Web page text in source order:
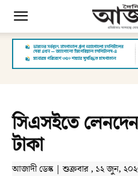
সিএসইতে
টাকা
আজাদী ডেস্ক | শুক্রবার , ১২ জুন,